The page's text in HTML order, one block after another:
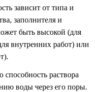
зависит от типа и
заполнителя и
быть высокой (для
внутренних работ) или
раствора
воды через его поры.